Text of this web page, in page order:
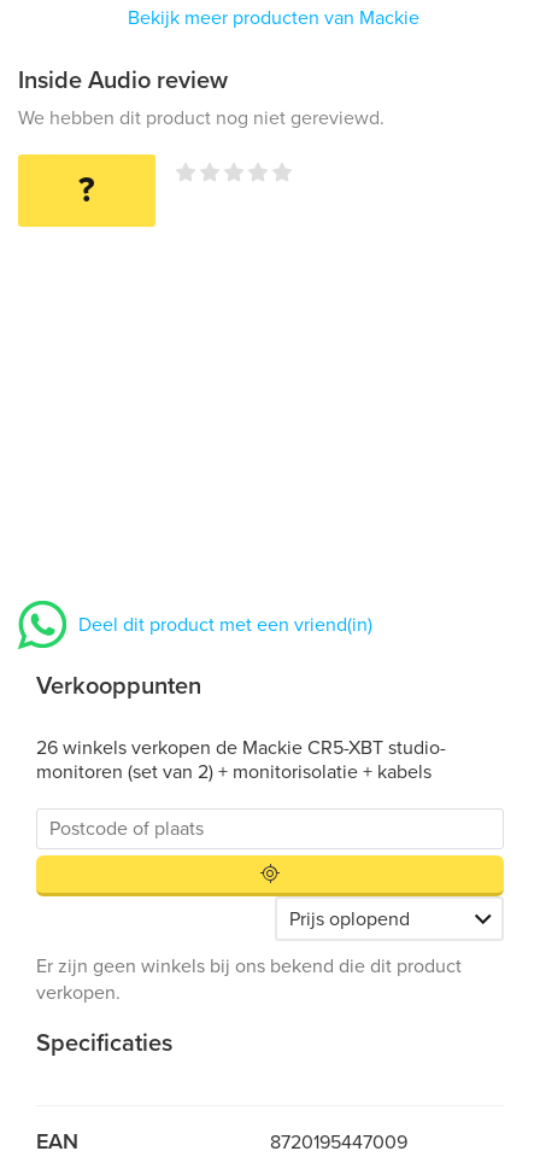
Bekijk meer producten van Mackie
Inside Audio review
We hebben dit product nog niet gereviewd.
?
Deel dit product met een vriend(in)
Verkooppunten
26 winkels verkopen de Mackie CR5-XBT studio-
monitoren (set van 2) + monitorisolatie + kabels
Er zijn geen winkels bij ons bekend die dit product
verkopen.
Specificaties
EAN 8720195447009